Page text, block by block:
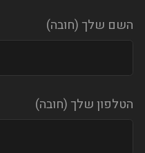
השם שלך (חובה)
הטלפון שלך (חובה)